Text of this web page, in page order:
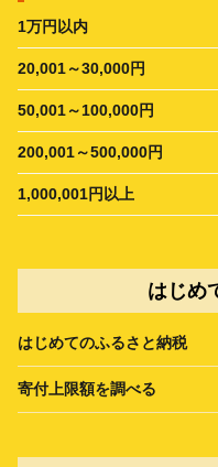
1万円以内
20,001～30,000円
50,001～100,000円
200,001～500,000円
1,000,001円以上
はじめ
はじめてのふるさと納税
寄付上限額を調べる